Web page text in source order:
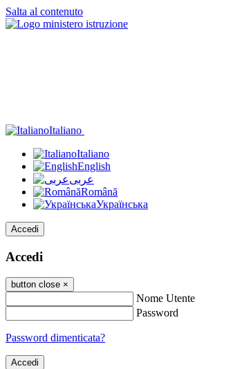
Salta al contenuto
Italiano
Italiano
English
عربى
Română
Українська
Accedi
Accedi
button close ×
Nome Utente
Password
Password dimenticata?